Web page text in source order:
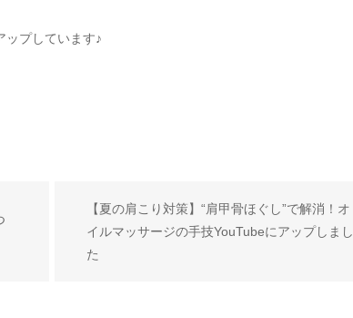
ップしています♪
【夏の肩こり対策】“肩甲骨ほぐし”で解消！オ
イルマッサージの手技YouTubeにアップしまし
た